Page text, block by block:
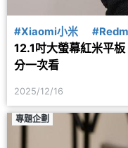
#Xiaomi小米
12.1吋大螢幕紅米平
分一次看
2025/12/16
專題企劃